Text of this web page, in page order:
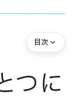
目次
つに